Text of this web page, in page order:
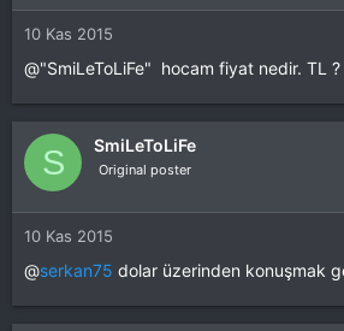
10 Kas 2015
@"SmiLeToLiFe" hocam fiyat nedir. TL ?
S SmiLeToLiFe
Original poster
10 Kas 2015
@serkan75 dolar üzerinden konuşmak